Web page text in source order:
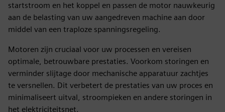
startstroom en het koppel en passen de motor nauwkeurig
aan de belasting van uw aangedreven machine aan door
middel van een traploze spanningsregeling.
Motoren zijn cruciaal voor uw processen en vereisen
optimale, betrouwbare prestaties. Voorkom storingen en
verminder slijtage door mechanische apparatuur zachtjes
te versnellen. Dit verbetert de prestaties van uw proces en
minimaliseert uitval, stroompieken en andere storingen in
het elektriciteitsnet.